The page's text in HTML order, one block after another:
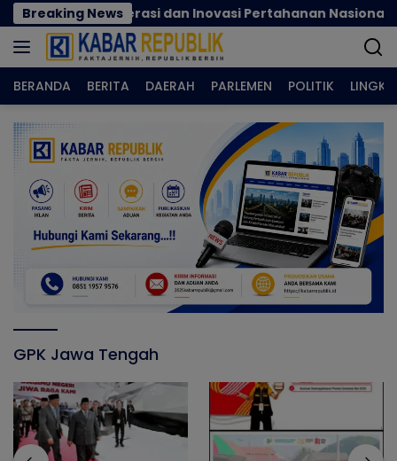
Langsung
ke
konten
Breaking News
Regenerasi dan Inovasi Pertahanan Nasional
BERANDA BERITA DAERAH PARLEMEN POLITIK
GPK Jawa Tengah